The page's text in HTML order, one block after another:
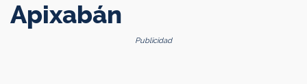
Apixabán
Publicidad